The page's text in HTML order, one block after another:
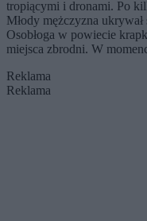
tropiącymi i dronami. Po
Młody mężczyzna
Osobłoga w powiecie
miejsca zbrodni. W
Reklama
Reklama